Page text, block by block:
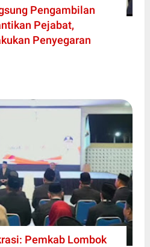
Pengambilan
Pejabat,
Penyegaran
Pemkab Lombok